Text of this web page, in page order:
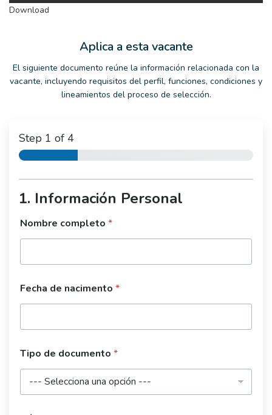
Download
Aplica a esta vacante
El siguiente documento reúne la información relacionada con la
vacante, incluyendo requisitos del perfil, funciones, condiciones y
lineamientos del proceso de selección.
Step 1 of 4
1. Información Personal
Nombre completo *
Fecha de nacimento *
Tipo de documento *